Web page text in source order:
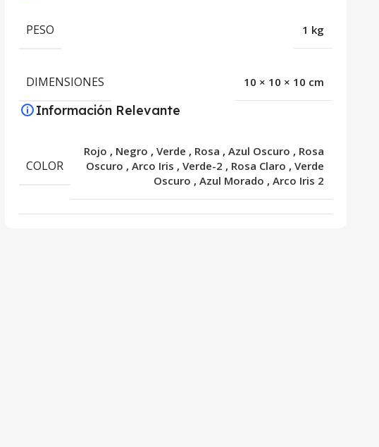
PESO 1 kg
DIMENSIONES 10 × 10 × 10 cm
Información Relevante
COLOR
Rojo , Negro ,Verde , Rosa ,Azul Oscuro , Rosa
Oscuro ,Arco Iris ,Verde-2 , Rosa Claro ,Verde
Oscuro ,Azul Morado ,Arco Iris 2